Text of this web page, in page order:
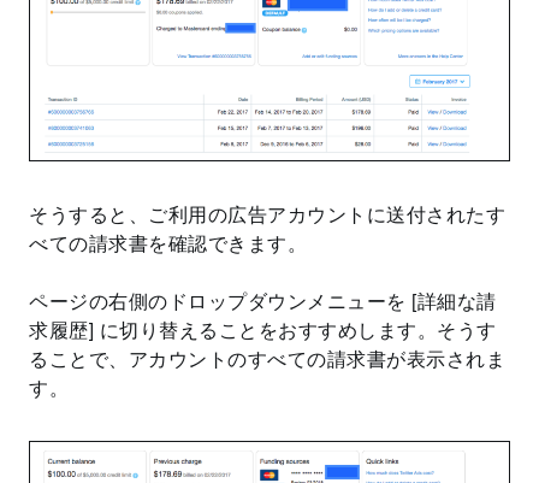
そうすると、ご利用の広告アカウントに送付されたす
べての請求書を確認できます。
ページの右側のドロップダウンメニューを [詳細な請
求履歴] に切り替えることをおすすめします。そうす
ることで、アカウントのすべての請求書が表示されま
す。